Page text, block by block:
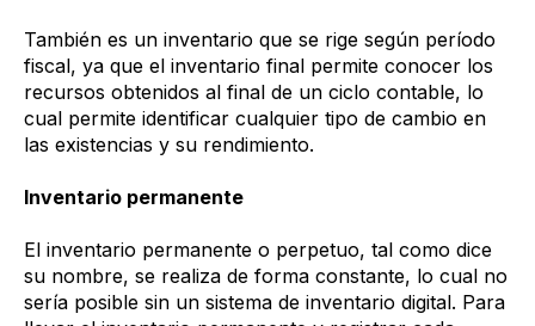
También es un inventario que se rige según período
fiscal, ya que el inventario final permite conocer los
recursos obtenidos al final de un ciclo contable, lo
cual permite identificar cualquier tipo de cambio en
las existencias y su rendimiento.
Inventario permanente
El inventario permanente o perpetuo, tal como dice
su nombre, se realiza de forma constante, lo cual no
sería posible sin un sistema de inventario digital. Para